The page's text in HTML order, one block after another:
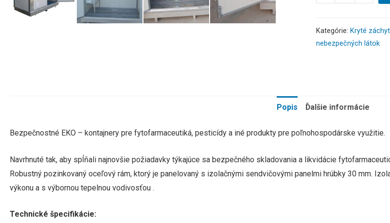
Kategórie: Kryté
nebezpečných látok
Popis Ďalšie informácie
Bezpečnostné EKO – kontajnery pre fytofarmaceutiká, pesticídy a iné produkty pre poľnohospodárske využitie.
Navrhnuté tak, aby spĺňali najnovšie požiadavky týkajúce sa bezpečného skladovania a likvidácie
Robustný pozinkovaný oceľový rám, ktorý je panelovaný s izolačnými sendvičovými panelmi hrúbky 30 mm.
výkonu a s výbornou tepelnou vodivosťou .
Technické špecifikácie: